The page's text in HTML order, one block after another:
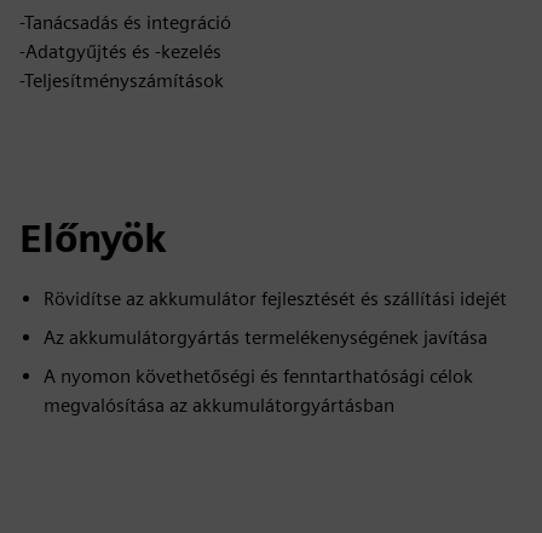
-Tanácsadás és integráció
-Adatgyűjtés és -kezelés
-Teljesítményszámítások
Előnyök
Rövidítse az akkumulátor fejlesztését és szállítási idejét
Az akkumulátorgyártás termelékenységének javítása
A nyomon követhetőségi és fenntarthatósági célok
megvalósítása az akkumulátorgyártásban